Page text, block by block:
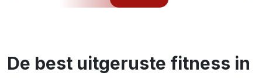
De best uitgeruste fitness in